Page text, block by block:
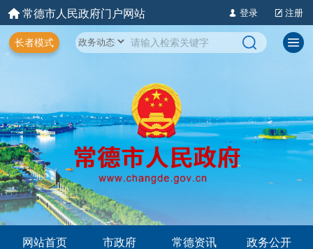
常德市人民政府门户网站 登录 注册
长者模式
网站首页 市政府 常德资讯
政务公开